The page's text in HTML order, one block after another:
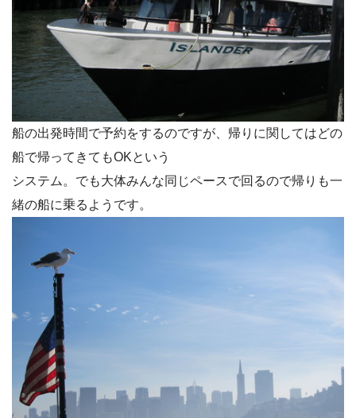
船の出発時間で予約をするのですが、帰りに関してはどの
船で帰ってきてもOKという
システム。でも大体みんな同じペースで回るので帰りも一
緒の船に乗るようです。